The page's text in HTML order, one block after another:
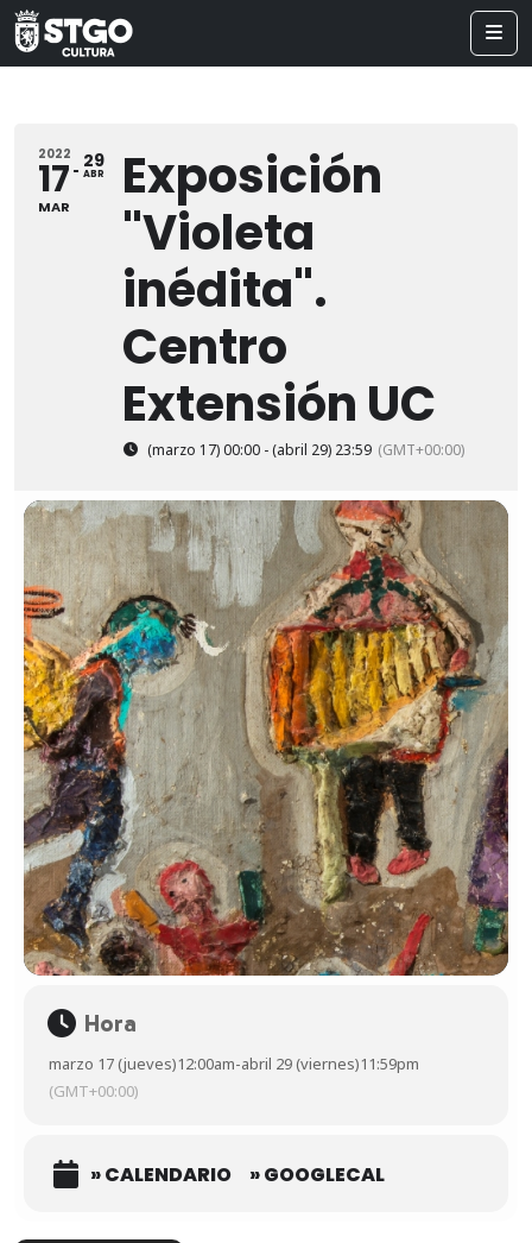
2022
17
MAR
29
ABR
Exposición
"Violeta
inédita".
Centro
Extensión UC
(marzo 17) 00:00 - (abril 29) 23:59 (GMT+00:00)
Hora
marzo 17 (jueves)12:00am-abril 29 (viernes)11:59pm
(GMT+00:00)
» CALENDARIO » GOOGLECAL